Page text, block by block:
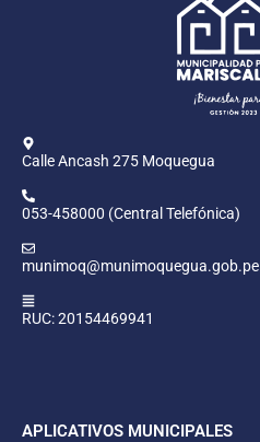
Calle Ancash 275 Moquegua
053-458000 (Central Telefónica)
munimoq@munimoquegua.gob.pe
RUC: 20154469941
APLICATIVOS MUNICIPALES